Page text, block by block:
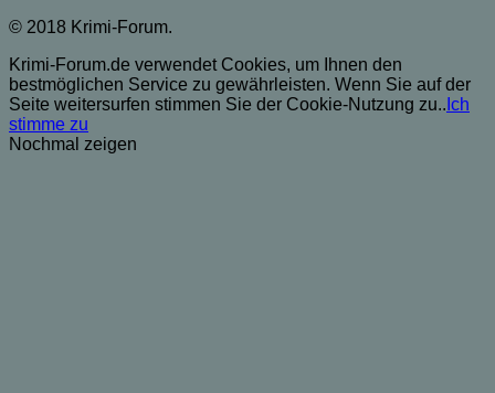
© 2018 Krimi-Forum.
Krimi-Forum.de verwendet Cookies, um Ihnen den
bestmöglichen Service zu gewährleisten. Wenn Sie auf der
Seite weitersurfen stimmen Sie der Cookie-Nutzung zu.. Ich
stimme zu
Nochmal zeigen